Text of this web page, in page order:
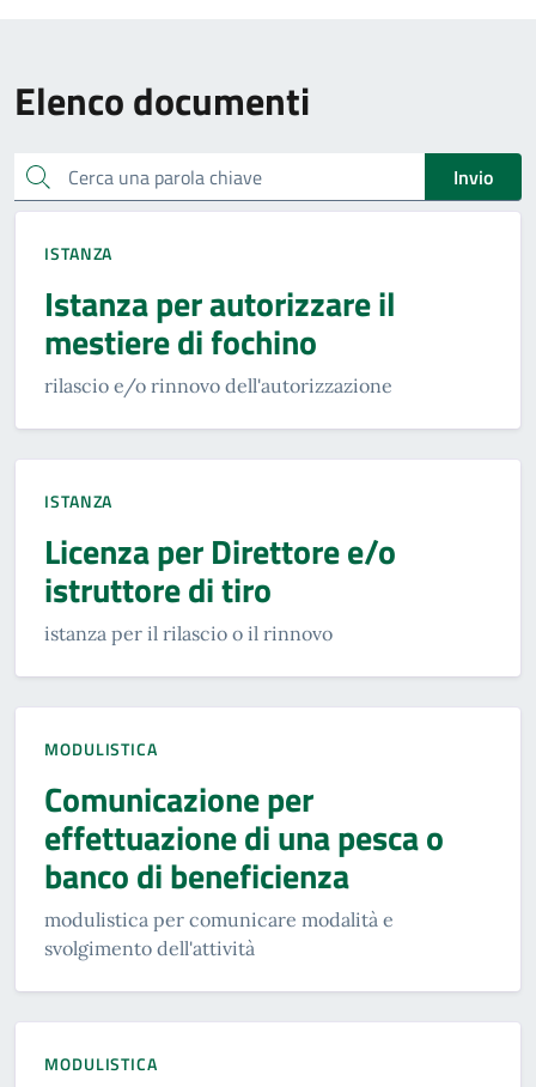
Elenco documenti
Cerca una parola chiave Invio
ISTANZA
Istanza per autorizzare il
mestiere di fochino
rilascio e/o rinnovo dell'autorizzazione
ISTANZA
Licenza per Direttore e/o
istruttore di tiro
istanza per il rilascio o il rinnovo
MODULISTICA
Comunicazione per
effettuazione di una pesca o
banco di beneficienza
modulistica per comunicare modalità e
svolgimento dell'attività
MODULISTICA